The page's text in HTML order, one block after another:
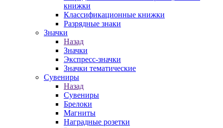
книжки
Классификационные книжки
Разрядные знаки
Значки
Назад
Значки
Экспресс-значки
Значки тематические
Сувениры
Назад
Сувениры
Брелоки
Магниты
Наградные розетки